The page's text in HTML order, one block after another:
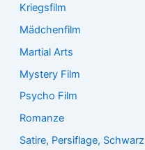
Kriegsfilm
Mädchenfilm
Martial Arts
Mystery Film
Psycho Film
Romanze
Satire, Persiflage, Schwarz